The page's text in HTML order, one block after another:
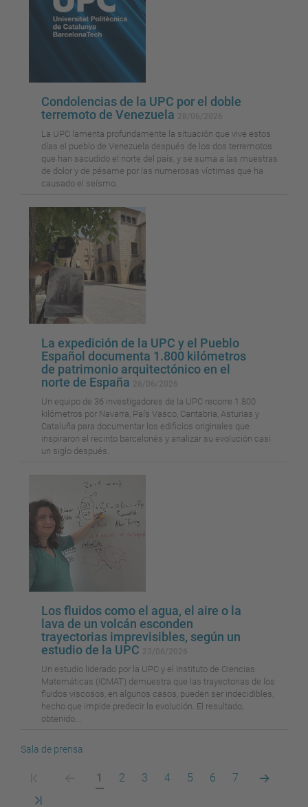
Condolencias de la UPC por el doble
terremoto de Venezuela
La UPC lamenta profundamente la situación que vive estos
días el pueblo de Venezuela después de los dos terremotos
que han sacudido el norte del país, y se suma a las muestras
de dolor y de pésame por las numerosas víctimas que ha
causado el seísmo.
La expedición de la UPC y el Pueblo
Español documenta 1.800 kilómetros
de patrimonio arquitectónico en el
norte de España
Un equipo de 36 investigadores de la UPC recorre 1.800
kilómetros por Navarra, País Vasco, Cantabria, Asturias y
Cataluña para documentar los edificios originales que
inspiraron el recinto barcelonés y analizar su evolución casi
un siglo después.
Los fluidos como el agua, el aire o la
lava de un volcán esconden
trayectorias imprevisibles, según un
estudio de la UPC
Un estudio liderado por la UPC y el Instituto de Ciencias
Matemáticas (ICMAT) demuestra que las trayectorias de los
fluidos viscosos, en algunos casos, pueden ser indecidibles,
hecho que impide predecir la evolución. El resultado,
obtenido...
Sala de prensa
anterior
Pàgina
actual
1 Pàgina
2 Pàgina
3 Pàgina
4 Pàgina
5 Pàgina
6 Pàgina
7
Pàgina
Darrera